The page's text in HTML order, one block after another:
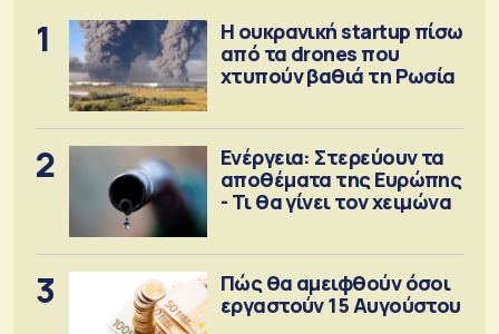
1
Η ουκρανική startup πίσω
από τα drones που
χτυπούν βαθιά τη Ρωσία
2
Ενέργεια: Στερεύουν τα
αποθέματα της Ευρώπης
- Τι θα γίνει τον χειμώνα
3
Πώς θα αμειφθούν όσοι
εργαστούν 15 Αυγούστου